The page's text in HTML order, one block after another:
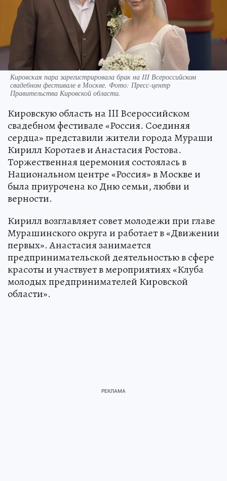
Кировская пара зарегистрировала брак на III Всероссийском
свадебном фестивале в Москве. Фото: Пресс-центр
Правительства Кировской области.
Кировскую область на III Всероссийском
свадебном фестивале «Россия. Соединяя
сердца» представили жители города Мураши
Кирилл Коротаев и Анастасия Ростова.
Торжественная церемония состоялась в
Национальном центре «Россия» в Москве и
была приурочена ко Дню семьи, любви и
верности.
Кирилл возглавляет совет молодежи при главе
Мурашинского округа и работает в «Движении
первых». Анастасия занимается
предпринимательской деятельностью в сфере
красоты и участвует в мероприятиях «Клуба
молодых предпринимателей Кировской
области».